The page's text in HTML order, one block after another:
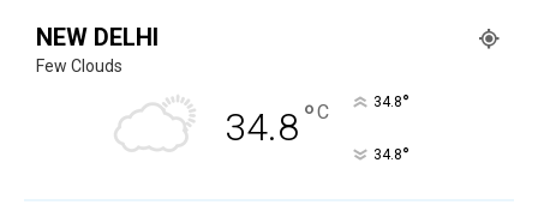
NEW DELHI
Few Clouds
34.8°C 34.8°
34.8°